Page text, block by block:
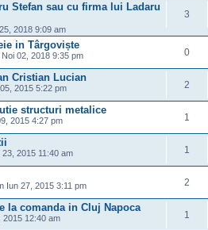
Stefan sau cu firma lui Ladaru
2018 9:09 am
3
in Târgoviște
Noi 02, 2018 9:35 pm 0
Cristian Lucian
2015 5:22 pm 2
structuri metalice
2015 4:27 pm 1
23, 2015 11:40 am 1
Iun 27, 2015 3:11 pm 2
la comanda in Cluj Napoca
2015 12:40 am 1